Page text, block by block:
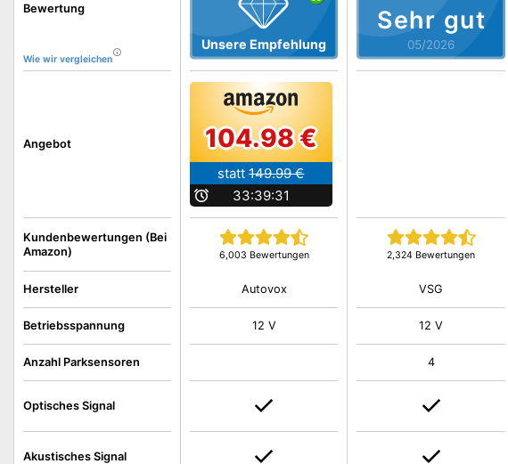
Bewertung
Wie wir vergleichen
Kundenbewertungen (Bei
Amazon)
Angebot
Hersteller
Betriebsspannung
Anzahl Parksensoren
Optisches Signal
Akustisches Signal
Unsere Empfehlung
6,003 Bewertungen
104.98 €
statt 149.99 €
b 33:39:30
Autovox
12 V
Sehr gut
05/2026
2,324 Bewertungen
VSG
12 V
4